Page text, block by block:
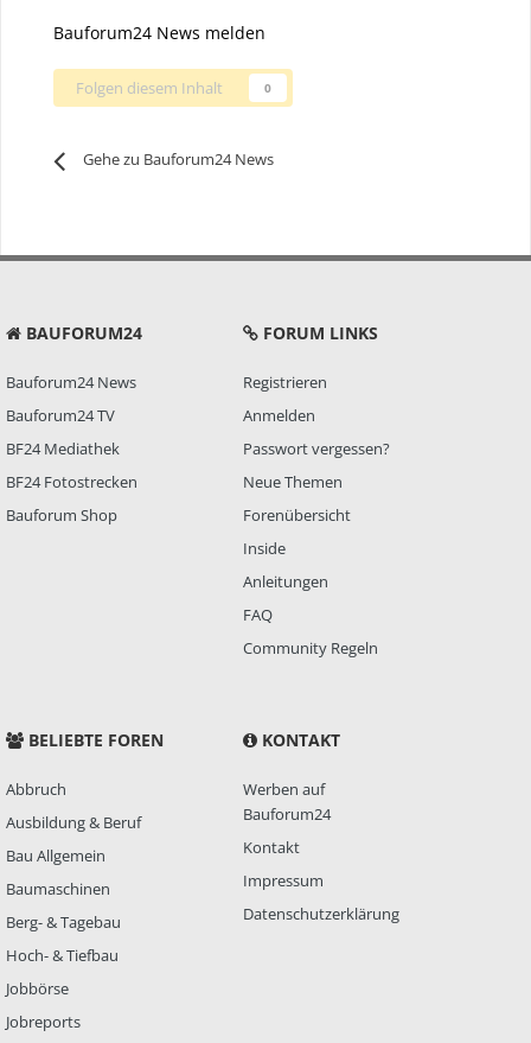
Bauforum24 News melden
Folgen diesem Inhalt 0
Gehe zu Bauforum24 News
BAUFORUM24
Bauforum24 News
Bauforum24 TV
BF24 Mediathek
BF24 Fotostrecken
Bauforum Shop
FORUM LINKS
Registrieren
Anmelden
Passwort vergessen?
Neue Themen
Forenübersicht
Inside
Anleitungen
FAQ
Community Regeln
BELIEBTE FOREN
Abbruch
Ausbildung & Beruf
Bau Allgemein
Baumaschinen
Berg- & Tagebau
Hoch- & Tiefbau
Jobbörse
Jobreports
KONTAKT
Werben auf
Bauforum24
Kontakt
Impressum
Datenschutzerklärung